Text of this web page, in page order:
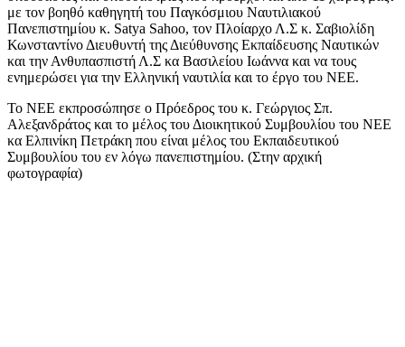
με τον βοηθό καθηγητή του Παγκόσμιου Ναυτιλιακού
Πανεπιστημίου κ. Satya Sahoo, τον Πλοίαρχο Λ.Σ κ. Σαβιολίδη
Κωνσταντίνο Διευθυντή της Διεύθυνσης Εκπαίδευσης Ναυτικών
και την Ανθυπασπιστή Λ.Σ κα Βασιλείου Ιωάννα και να τους
ενημερώσει για την Ελληνική ναυτιλία και το έργο του ΝΕΕ.
Το ΝΕΕ εκπροσώπησε ο Πρόεδρος του κ. Γεώργιος Σπ.
Αλεξανδράτος και το μέλος του Διοικητικού Συμβουλίου του ΝΕΕ
κα Ελπινίκη Πετράκη που είναι μέλος του Εκπαιδευτικού
Συμβουλίου του εν λόγω πανεπιστημίου. (Στην αρχική
φωτογραφία)